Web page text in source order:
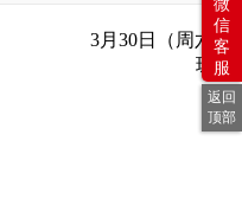
3月30日（周六）
珠海
微
信
客
服
返回
顶部